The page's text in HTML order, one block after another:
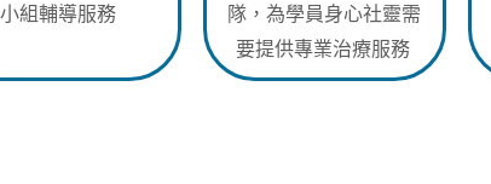
小組輔導服務
隊 ，為學員身心社靈需
要提供專業治療服務